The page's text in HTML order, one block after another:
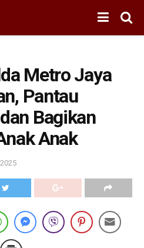
Metro Jaya
Pantau
Bagikan
Anak